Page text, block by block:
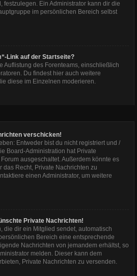
festzulegen. Ein Administrator kann dir die
im persönlichen Bereich selbst
Link auf der Startseite?
Auflistung des Forenteams, einschließlich
Du findest hier auch weitere
diese im Einzelnen moderieren.
verschicken!
Entweder bist du nicht registriert und /
Board-Administration hat Private
ausgeschaltet. Außerdem könnte es
das Recht, Private Nachrichten zu
einen Administrator, um weitere
Private Nachrichten!
die dir ein Mitglied sendet, automatisch
Bereich eine entsprechende
Nachrichten von jemandem erhältst, so
melden. Dieser kann dem
Private Nachrichten zu versenden.